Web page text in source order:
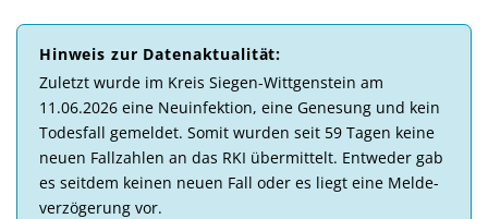
Hinweis zur Daten­aktuali­tät:
Zu­letzt wurde im Kreis Siegen-Wittgenstein am
11.06.2026 eine Neu­in­fek­tion, eine Ge­ne­sung und kein
Todes­fall ge­mel­det. So­mit wur­den seit 59 Tagen keine
neuen Fall­zahlen an das RKI über­mittelt. Ent­weder gab
es seit­dem kei­nen neuen Fall oder es liegt eine Melde­
ver­zö­ge­rung vor.